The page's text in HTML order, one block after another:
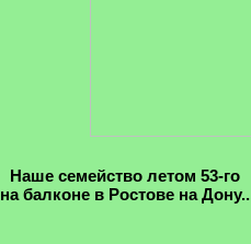
Наше семейство летом 53-го
на балконе в Ростове на Дону..